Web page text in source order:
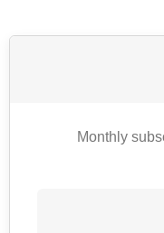
Monthly